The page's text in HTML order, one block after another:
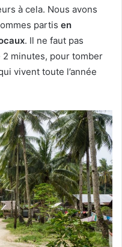
à cela. Nous avons
partis en
. Il ne faut pas
minutes, pour tomber
vivent toute l’année